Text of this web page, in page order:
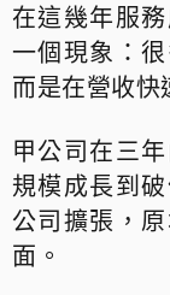
在這幾年服
一個現象：
而是在營收快
甲公司在三
規模成長到
公司擴張，
面。